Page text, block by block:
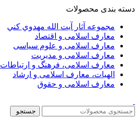
دسته بندی محصولات
مجموعه آثار آيت الله مهدوي كني
معارف اسلامی و اقتصاد
معارف اسلامی و علوم سیاسی
معارف اسلامی و مدیریت
معارف اسلامی، فرهنگ و ارتباطات
الهیات، معارف اسلامی و ارشاد
معارف اسلامی و حقوق
جستجو